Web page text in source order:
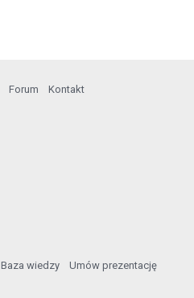
Forum Kontakt
Baza wiedzy
Umów prezentację